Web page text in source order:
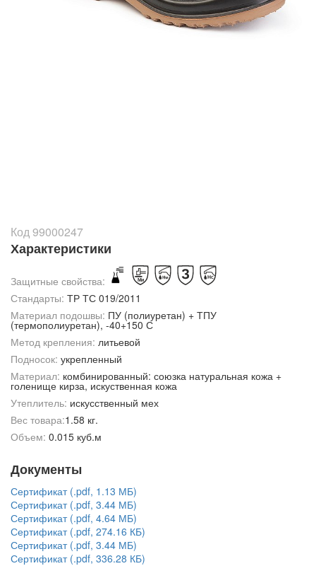
Код 99000247
Характеристики
Защитные свойства:
Стандарты: ТР ТС 019/2011
Материал подошвы: ПУ (полиуретан) + ТПУ
(термополиуретан), -40+150 С
Метод крепления: литьевой
Подносок: укрепленный
Материал: комбинированный: союзка натуральная кожа +
голенище кирза, искуственная кожа
Утеплитель: искусственный мех
Вес товара:1.58 кг.
Объем: 0.015 куб.м
Документы
Сертификат (.pdf, 1.13 МБ)
Сертификат (.pdf, 3.44 МБ)
Сертификат (.pdf, 4.64 МБ)
Сертификат (.pdf, 274.16 КБ)
Сертификат (.pdf, 3.44 МБ)
Сертификат (.pdf, 336.28 КБ)